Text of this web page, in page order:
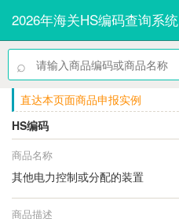
2026年海关HS编码查询系统
⌕
直达本页面商品申报实例
HS编码
商品名称
其他电力控制或分配的装置
商品描述